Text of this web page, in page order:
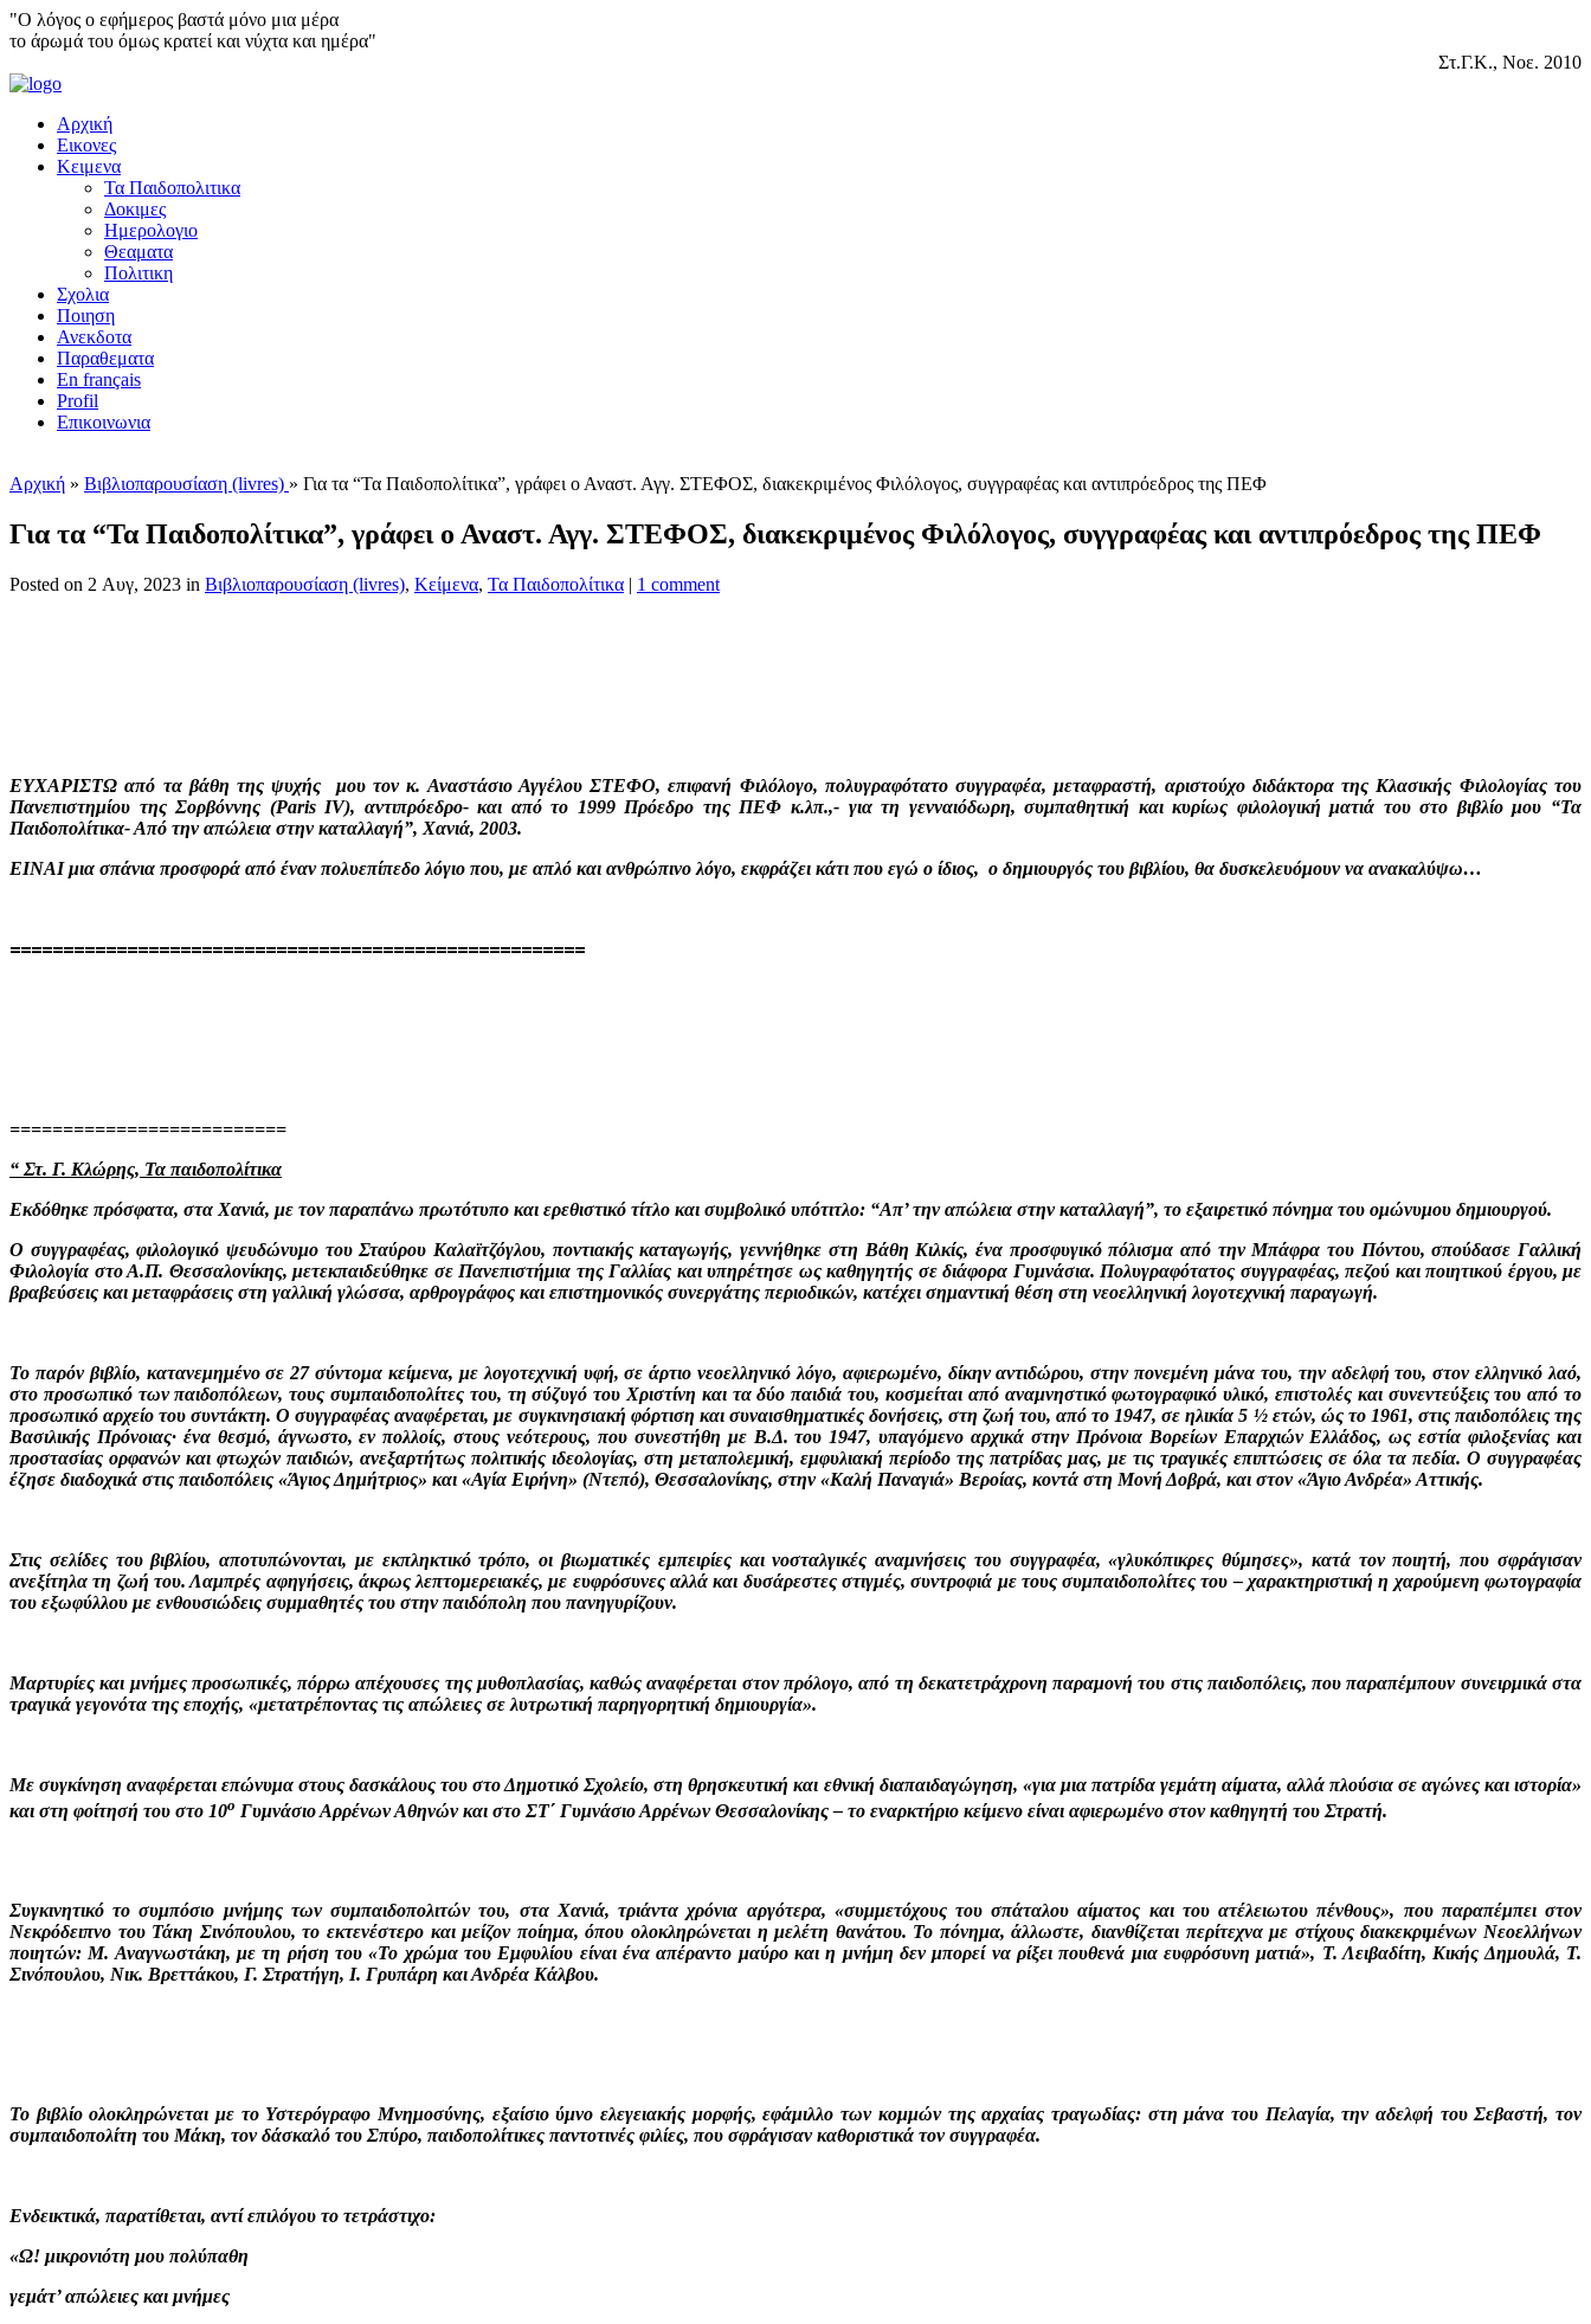
"Ο λόγος ο εφήμερος βαστά μόνο μια μέρα
το άρωμά του όμως κρατεί και νύχτα και ημέρα"
Στ.Γ.Κ., Νοε. 2010
Αρχική
Εικονες
Κειμενα
Τα Παιδοπολιτικα
Δοκιμες
Ημερολογιο
Θεαματα
Πολιτικη
Σχολια
Ποιηση
Ανεκδοτα
Παραθεματα
En français
Profil
Επικοινωνια
Αρχική » Βιβλιοπαρουσίαση (livres) » Για τα “Τα Παιδοπολίτικα”, γράφει ο Αναστ. Αγγ. ΣΤΕΦΟΣ, διακεκριμένος Φιλόλογος, συγγραφέας και αντιπρόεδρος της ΠΕΦ
Για τα “Τα Παιδοπολίτικα”, γράφει ο Αναστ. Αγγ. ΣΤΕΦΟΣ, διακεκριμένος Φιλόλογος, συγγραφέας και αντιπρόεδρος της ΠΕΦ
Posted on 2 Αυγ, 2023 in Βιβλιοπαρουσίαση (livres), Κείμενα, Τα Παιδοπολίτικα | 1 comment
ΕΥΧΑΡΙΣΤΩ από τα βάθη της ψυχής μου τον κ. Αναστάσιο Αγγέλου ΣΤΕΦΟ, επιφανή Φιλόλογο, πολυγραφότατο συγγραφέα, μεταφραστή, αριστούχο διδάκτορα της Κλασικής Φιλολογίας του
Πανεπιστημίου της Σορβόννης (Paris IV), αντιπρόεδρο- και από το 1999 Πρόεδρο της ΠΕΦ κ.λπ.,- για τη γενναιόδωρη, συμπαθητική και κυρίως φιλολογική ματιά του στο βιβλίο μου “Τα
Παιδοπολίτικα- Από την απώλεια στην καταλλαγή”, Χανιά, 2003.
ΕΙΝΑΙ μια σπάνια προσφορά από έναν πολυεπίπεδο λόγιο που, με απλό και ανθρώπινο λόγο, εκφράζει κάτι που εγώ ο ίδιος, ο δημιουργός του βιβλίου, θα δυσκελευόμουν να ανακαλύψω…
======================================================
==========================
“ Στ. Γ. Κλώρης, Τα παιδοπολίτικα
Εκδόθηκε πρόσφατα, στα Χανιά, με τον παραπάνω πρωτότυπο και ερεθιστικό τίτλο και συμβολικό υπότιτλο: “Απ’ την απώλεια στην καταλλαγή”, το εξαιρετικό πόνημα του ομώνυμου δημιουργού.
Ο συγγραφέας, φιλολογικό ψευδώνυμο του Σταύρου Καλαϊτζόγλου, ποντιακής καταγωγής, γεννήθηκε στη Βάθη Κιλκίς, ένα προσφυγικό πόλισμα από την Μπάφρα του Πόντου, σπούδασε Γαλλική
Φιλολογία στο Α.Π. Θεσσαλονίκης, μετεκπαιδεύθηκε σε Πανεπιστήμια της Γαλλίας και υπηρέτησε ως καθηγητής σε διάφορα Γυμνάσια. Πολυγραφότατος συγγραφέας, πεζού και ποιητικού έργου, με
βραβεύσεις και μεταφράσεις στη γαλλική γλώσσα, αρθρογράφος και επιστημονικός συνεργάτης περιοδικών, κατέχει σημαντική θέση στη νεοελληνική λογοτεχνική παραγωγή.
Το παρόν βιβλίο, κατανεμημένο σε 27 σύντομα κείμενα, με λογοτεχνική υφή, σε άρτιο νεοελληνικό λόγο, αφιερωμένο, δίκην αντιδώρου, στην πονεμένη μάνα του, την αδελφή του, στον ελληνικό λαό,
στο προσωπικό των παιδοπόλεων, τους συμπαιδοπολίτες του, τη σύζυγό του Χριστίνη και τα δύο παιδιά του, κοσμείται από αναμνηστικό φωτογραφικό υλικό, επιστολές και συνεντεύξεις του από το
προσωπικό αρχείο του συντάκτη. Ο συγγραφέας αναφέρεται, με συγκινησιακή φόρτιση και συναισθηματικές δονήσεις, στη ζωή του, από το 1947, σε ηλικία 5 ½ ετών, ώς το 1961, στις παιδοπόλεις της
Βασιλικής Πρόνοιας· ένα θεσμό, άγνωστο, εν πολλοίς, στους νεότερους, που συνεστήθη με Β.Δ. του 1947, υπαγόμενο αρχικά στην Πρόνοια Βορείων Επαρχιών Ελλάδος, ως εστία φιλοξενίας και
προστασίας ορφανών και φτωχών παιδιών, ανεξαρτήτως πολιτικής ιδεολογίας, στη μεταπολεμική, εμφυλιακή περίοδο της πατρίδας μας, με τις τραγικές επιπτώσεις σε όλα τα πεδία. Ο συγγραφέας
έζησε διαδοχικά στις παιδοπόλεις «Άγιος Δημήτριος» και «Αγία Ειρήνη» (Ντεπό), Θεσσαλονίκης, στην «Καλή Παναγιά» Βεροίας, κοντά στη Μονή Δοβρά, και στον «Άγιο Ανδρέα» Αττικής.
Στις σελίδες του βιβλίου, αποτυπώνονται, με εκπληκτικό τρόπο, οι βιωματικές εμπειρίες και νοσταλγικές αναμνήσεις του συγγραφέα, «γλυκόπικρες θύμησες», κατά τον ποιητή, που σφράγισαν
ανεξίτηλα τη ζωή του. Λαμπρές αφηγήσεις, άκρως λεπτομερειακές, με ευφρόσυνες αλλά και δυσάρεστες στιγμές, συντροφιά με τους συμπαιδοπολίτες του – χαρακτηριστική η χαρούμενη φωτογραφία
του εξωφύλλου με ενθουσιώδεις συμμαθητές του στην παιδόπολη που πανηγυρίζουν.
Μαρτυρίες και μνήμες προσωπικές, πόρρω απέχουσες της μυθοπλασίας, καθώς αναφέρεται στον πρόλογο, από τη δεκατετράχρονη παραμονή του στις παιδοπόλεις, που παραπέμπουν συνειρμικά στα
τραγικά γεγονότα της εποχής, «μετατρέποντας τις απώλειες σε λυτρωτική παρηγορητική δημιουργία».
Με συγκίνηση αναφέρεται επώνυμα στους δασκάλους του στο Δημοτικό Σχολείο, στη θρησκευτική και εθνική διαπαιδαγώγηση, «για μια πατρίδα γεμάτη αίματα, αλλά πλούσια σε αγώνες και ιστορία»
και στη φοίτησή του στο 10ο Γυμνάσιο Αρρένων Αθηνών και στο ΣΤ΄ Γυμνάσιο Αρρένων Θεσσαλονίκης – το εναρκτήριο κείμενο είναι αφιερωμένο στον καθηγητή του Στρατή.
Συγκινητικό το συμπόσιο μνήμης των συμπαιδοπολιτών του, στα Χανιά, τριάντα χρόνια αργότερα, «συμμετόχους του σπάταλου αίματος και του ατέλειωτου πένθους», που παραπέμπει στον
Νεκρόδειπνο του Τάκη Σινόπουλου, το εκτενέστερο και μείζον ποίημα, όπου ολοκληρώνεται η μελέτη θανάτου. Το πόνημα, άλλωστε, διανθίζεται περίτεχνα με στίχους διακεκριμένων Νεοελλήνων
ποιητών: Μ. Αναγνωστάκη, με τη ρήση του «Το χρώμα του Εμφυλίου είναι ένα απέραντο μαύρο και η μνήμη δεν μπορεί να ρίξει πουθενά μια ευφρόσυνη ματιά», Τ. Λειβαδίτη, Κικής Δημουλά, Τ.
Σινόπουλου, Νικ. Βρεττάκου, Γ. Στρατήγη, Ι. Γρυπάρη και Ανδρέα Κάλβου.
Το βιβλίο ολοκληρώνεται με το Υστερόγραφο Μνημοσύνης, εξαίσιο ύμνο ελεγειακής μορφής, εφάμιλλο των κομμών της αρχαίας τραγωδίας: στη μάνα του Πελαγία, την αδελφή του Σεβαστή, τον
συμπαιδοπολίτη του Μάκη, τον δάσκαλό του Σπύρο, παιδοπολίτικες παντοτινές φιλίες, που σφράγισαν καθοριστικά τον συγγραφέα.
Ενδεικτικά, παρατίθεται, αντί επιλόγου το τετράστιχο:
«Ω! μικρονιότη μου πολύπαθη
γεμάτ’ απώλειες και μνήμες